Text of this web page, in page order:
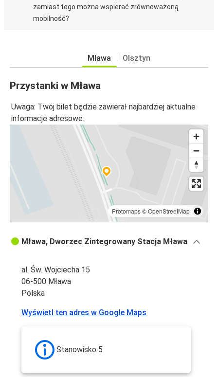
zamiast tego można wspierać zrównoważoną
mobilność?
Mława Olsztyn
Przystanki w Mława
Uwaga: Twój bilet będzie zawierał najbardziej aktualne
informacje adresowe.
Protomaps©OpenStreetMap
Mława, Dworzec Zintegrowany Stacja Mława
al. Św. Wojciecha 15
06-500 Mława
Polska
Wyświetl ten adres w Google Maps
Stanowisko 5